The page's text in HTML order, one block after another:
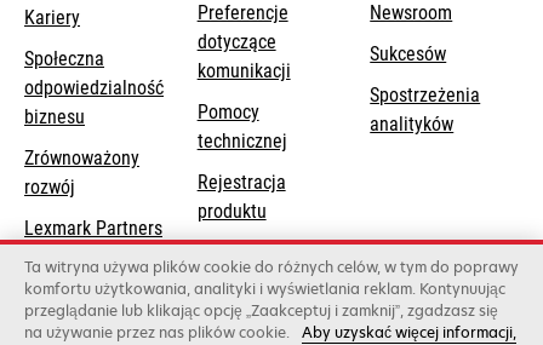
Kariery
Społeczna
odpowiedzialność
biznesu
a
tab
Zrównoważony
rozwój
Lexmark Partners
Preferencje
dotyczące
komunikacji
Pomocy
technicznejopens
a
tab
Rejestracja
produktu
Znajdź dealera
Lista hurtowni
Newsroom
Sukcesów
Spostrzeżenia
analityków
Ta witryna używa plików cookie do różnych celów, w tym do poprawy
komfortu użytkowania, analityki i wyświetlania reklam. Kontynuując
przeglądanie lub klikając opcję „Zaakceptuj i zamknij”, zgadzasz się
na używanie przez nas plików cookie. Aby uzyskać więcej informacji,